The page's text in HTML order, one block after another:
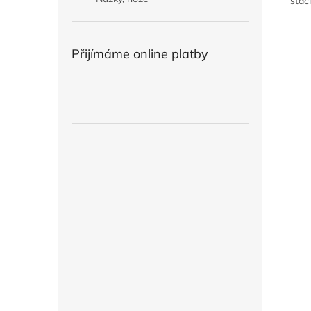
Přijímáme online platby